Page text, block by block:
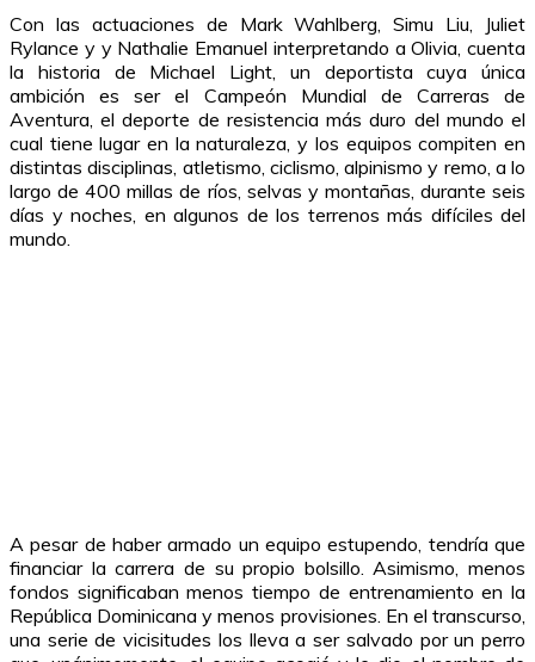
Con las actuaciones de Mark Wahlberg, Simu Liu, Juliet
Rylance y y Nathalie Emanuel interpretando a Olivia, cuenta
la historia de Michael Light, un deportista cuya única
ambición es ser el Campeón Mundial de Carreras de
Aventura, el deporte de resistencia más duro del mundo el
cual tiene lugar en la naturaleza, y los equipos compiten en
distintas disciplinas, atletismo, ciclismo, alpinismo y remo, a lo
largo de 400 millas de ríos, selvas y montañas, durante seis
días y noches, en algunos de los terrenos más difíciles del
mundo.
A pesar de haber armado un equipo estupendo, tendría que
financiar la carrera de su propio bolsillo. Asimismo, menos
fondos significaban menos tiempo de entrenamiento en la
República Dominicana y menos provisiones. En el transcurso,
una serie de vicisitudes los lleva a ser salvado por un perro